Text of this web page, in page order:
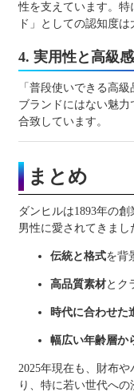
性を支えています。特
ド」としての認知度は
4. 実用性と高級
「普段使いできる高
ブランドにはない魅
合致しています。
まとめ
ダンヒルは1893年の
男性に愛されてきまし
伝統と格式を背
高品質素材とク
時代に合わせた
幅広い年齢層か
2025年現在も、財布
り、特に若い世代への